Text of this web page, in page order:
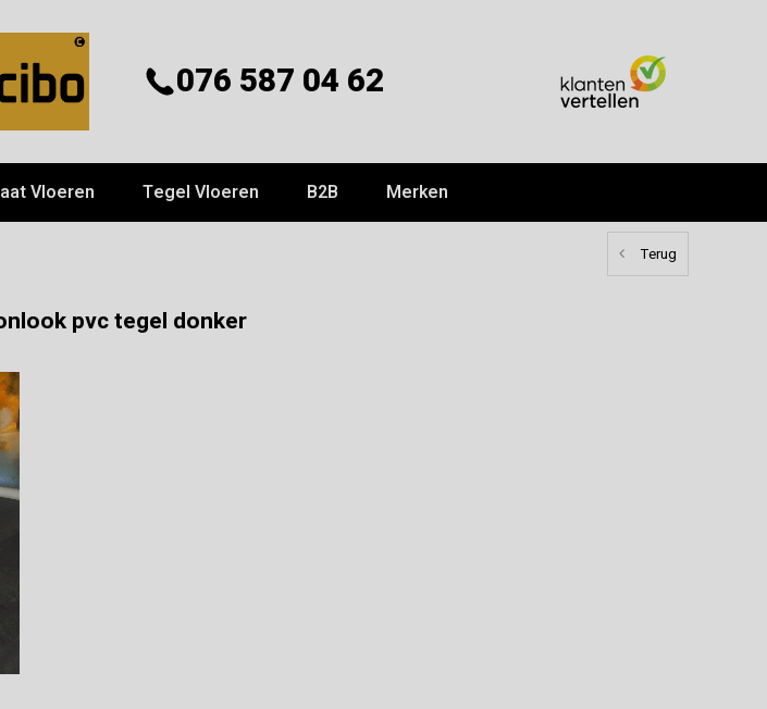
076 587 04 62
Vloeren Tegel Vloeren B2B Merken
Terug
pvc tegel donker